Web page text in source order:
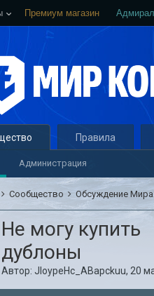
Премиум магазин
Администрация
Правила
Сообщество Обсуждение
Не могу купить
дублоны
Автор:JloypeHc_ABapckuu, 20